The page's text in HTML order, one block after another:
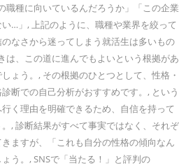
職種に向いているんだろうか」「この企業
…」, 上記のように、職種や業界を絞って
なさから迷ってしまう就活生は多いもの
は、この道に進んでもよいという根拠があ
ょう。, その根拠のひとつとして、性格・
断での自己分析がおすすめです。, という
く理由を明確できるため、自信を持って
, 診断結果がすべて事実ではなく、それぞ
ますが、「これも自分の性格の傾向なん
う。, SNSで「当たる！」と評判の